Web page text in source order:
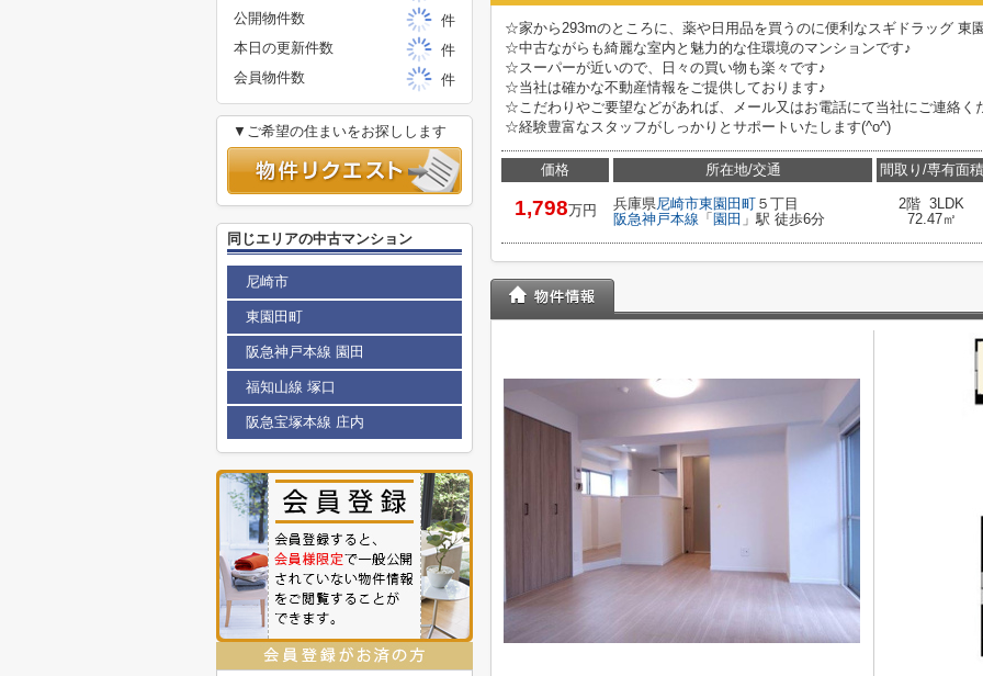
☆家から293mのところに、薬や日用品を買うのに便利なスギドラッグ 東
☆中古ながらも綺麗な室内と魅力的な住環境のマンションです♪
☆スーパーが近いので、日々の買い物も楽々です♪
☆当社は確かな不動産情報をご提供しております♪
☆こだわりやご要望などがあれば、メール又はお電話にて当社にご連絡く
☆経験豊富なスタッフがしっかりとサポートいたします(^o^)
価格
1,798万円
所在地/交通
兵庫県尼崎市東園田町 ５丁目
阪急神戸本線 「 園田 」駅 徒歩6分
間取り/専有面積
2階 3LDK
72.47㎡
公開物件数
件
本日の更新件数
件
会員物件数
件
▼ご希望の住まいをお探しします
同じエリアの中古マンション
尼崎市
東園田町
阪急神戸本線 園田
福知山線 塚口
阪急宝塚本線 庄内